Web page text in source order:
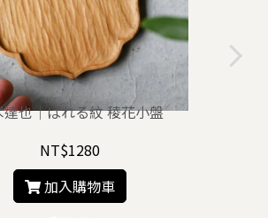
三木達也｜ばれる紋 稜花小盤
NT$1280
加入購物車